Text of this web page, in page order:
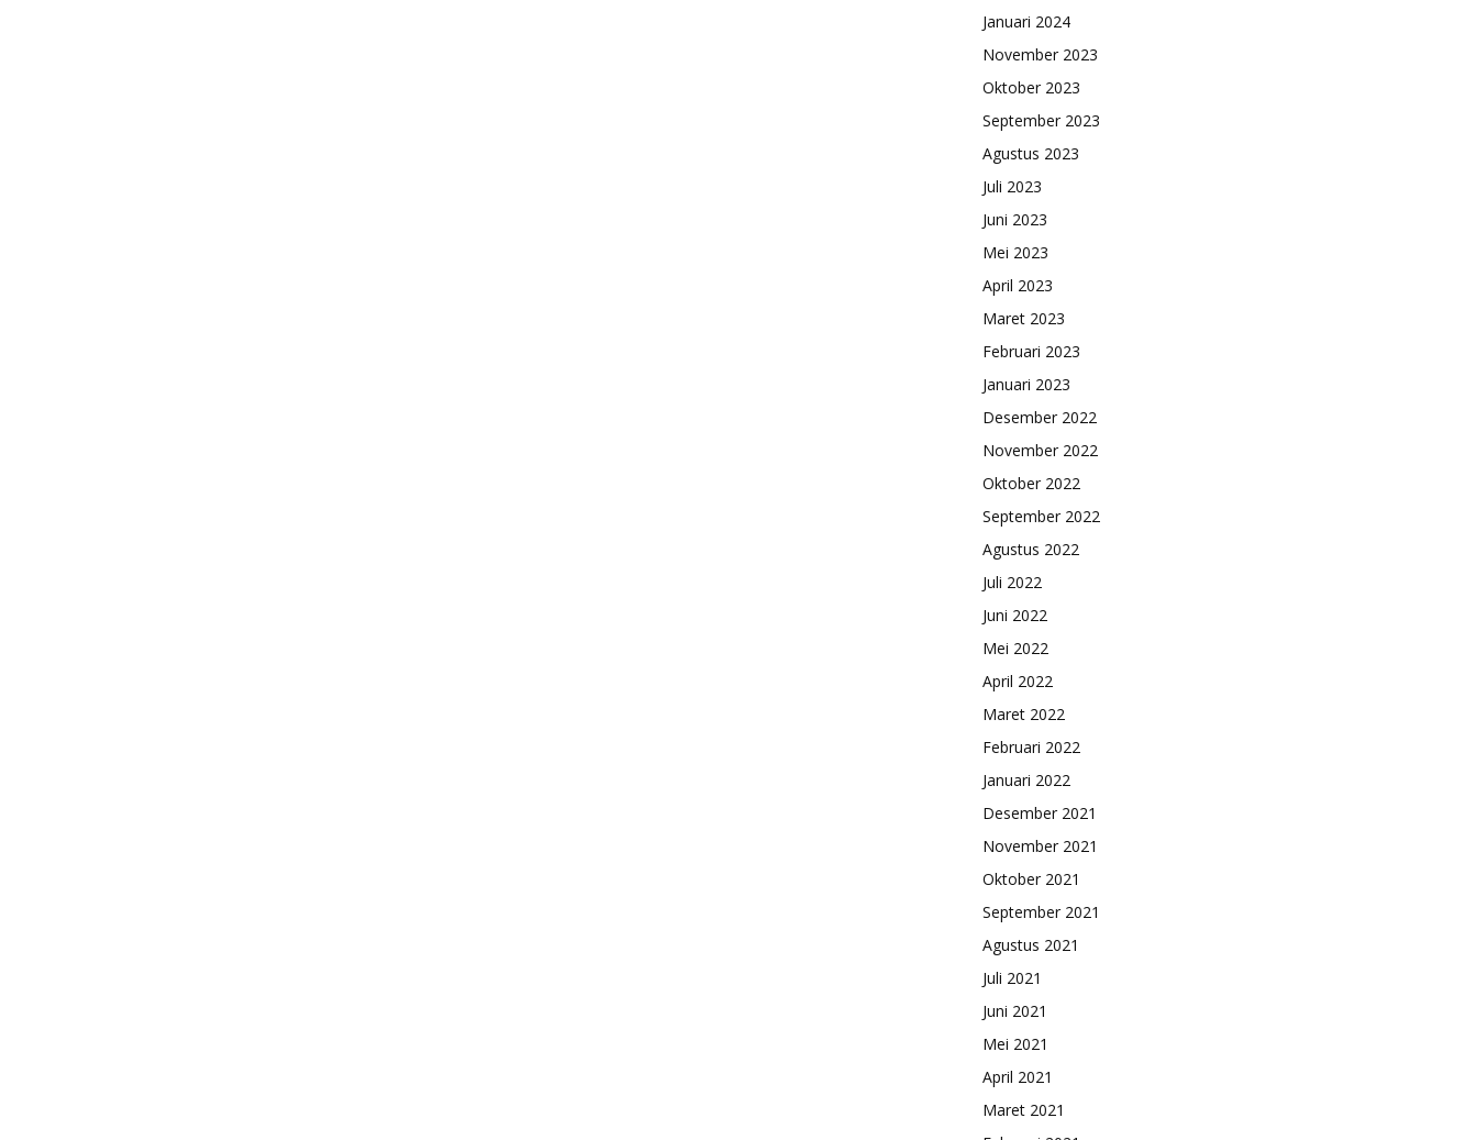
Januari 2024
November 2023
Oktober 2023
September 2023
Agustus 2023
Juli 2023
Juni 2023
Mei 2023
April 2023
Maret 2023
Februari 2023
Januari 2023
Desember 2022
November 2022
Oktober 2022
September 2022
Agustus 2022
Juli 2022
Juni 2022
Mei 2022
April 2022
Maret 2022
Februari 2022
Januari 2022
Desember 2021
November 2021
Oktober 2021
September 2021
Agustus 2021
Juli 2021
Juni 2021
Mei 2021
April 2021
Maret 2021